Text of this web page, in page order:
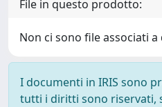
File in questo prodotto:
Non ci sono file associati
I documenti in IRIS sono
tutti i diritti sono riservati,